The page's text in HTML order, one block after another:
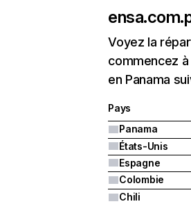
Voyez la
commencez
en Panama
Pays
Panama
États-Unis
Espagne
Colombie
Chili